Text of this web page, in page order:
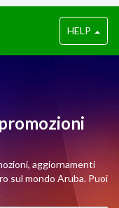
HELP
aggiornamenti
sul mondo Aruba. Puoi